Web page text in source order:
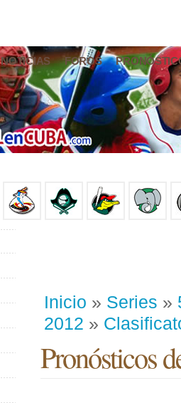
NOTICIAS FOROS
Inicio » Series »
2012 »
Pronósticos